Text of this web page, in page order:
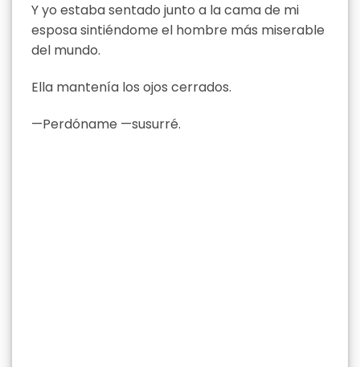
Y yo estaba sentado junto a la cama de mi
esposa sintiéndome el hombre más miserable
del mundo.
Ella mantenía los ojos cerrados.
—Perdóname —susurré.